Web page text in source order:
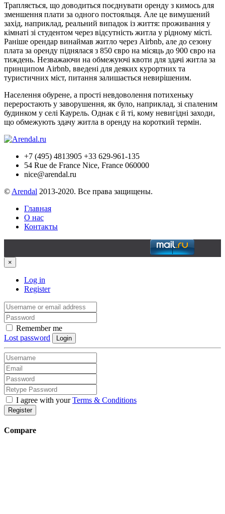
Трапляється, що доводиться поєднувати оренду з кимось для
зменшення плати за одного постояльця. Але це вимушений
захід, наприклад, реальний випадок із життя: проживання у
кімнаті зі студентом через відсутність житла у рідному місті.
Раніше орендар винаймав житло через Airbnb, але до сезону
плата за оренду піднялася з 850 євро на місяць до 900 євро на
тиждень. Незважаючи на обмежуючі квоти для здачі житла за
принципом Airbnb, введені для деяких курортних та
туристичних міст, питання залишається невирішеним.
Населення обурене, а прості невдоволення потихеньку
переростають у заворушення, як було, наприклад, зі спаленим
будинком у селі Каурель. Однак є й ті, кому невигідні заходи,
що обмежують здачу житла в оренду на короткий термін.
+7 (495) 4813905 +33 629-961-135
54 Rue de France Nice, France 060000
nice@arendal.ru
© Arendal 2013-2020. Все права защищены.
Главная
О нас
Контакты
×
Log in
Register
Remember me
Lost password
Login
I agree with yourTerms & Conditions
Register
Compare